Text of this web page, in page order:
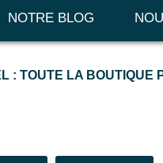
NOTRE BLOG
: TOUTE LA BOUTIQUE